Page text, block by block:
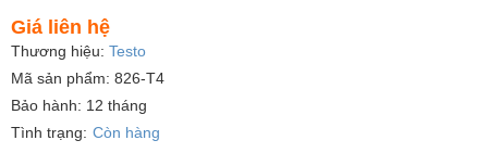
Giá liên hệ
Thương hiệu: Testo
Mã sản phẩm: 826-T4
Bảo hành: 12 tháng
Tình trạng: Còn hàng